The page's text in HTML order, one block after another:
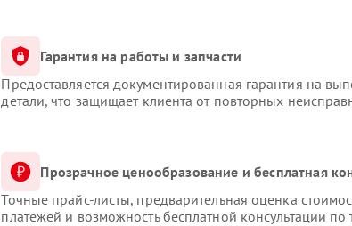
Гарантия на работы и запчасти
Предоставляется документированная гарантия на
детали, что защищает клиента от повторных
Прозрачное ценообразование и бесплатная
Точные прайс-листы, предварительная оценка
платежей и возможность бесплатной консультации